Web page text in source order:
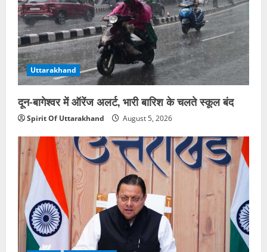
Uttarakhand
दून-बागेश्वर में ऑरेंज अलर्ट, भारी बारिश के चलते स्कूल बंद
Spirit Of Uttarakhand August 5, 2026